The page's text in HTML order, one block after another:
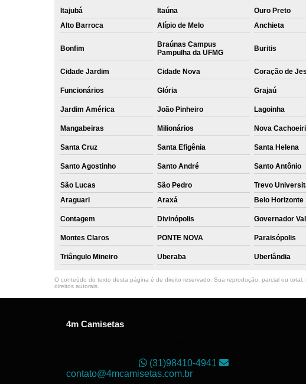
Itajubá Itaúna Ouro Preto
Alto Barroca
Alípio de Melo Anchieta
Bonfim
Braúnas Campus
Pampulha da UFMG
Buritis
Cidade Jardim Cidade Nova Coração de
Funcionários Glória Grajaú
Jardim América João Pinheiro Lagoinha
Mangabeiras Milionários Nova
Santa Cruz Santa Efigênia Santa Helena
Santo Agostinho Santo André Santo Antônio
São Lucas São Pedro
Trevo
Araguari
Araxá Belo Horizonte
Contagem Divinópolis Governador
Montes Claros PONTE NOVA Paraisópolis
Triângulo Mineiro Uberaba Uberlândia
O conteúdo do texto desta página é de direito reservado. Sua reprodução, parcial ou
direitos autorais
4m Camisetas
(31)98410-4941
contato@4mcamisetas.com.br